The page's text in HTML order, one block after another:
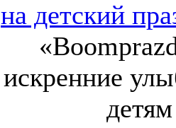
на детский
искренние